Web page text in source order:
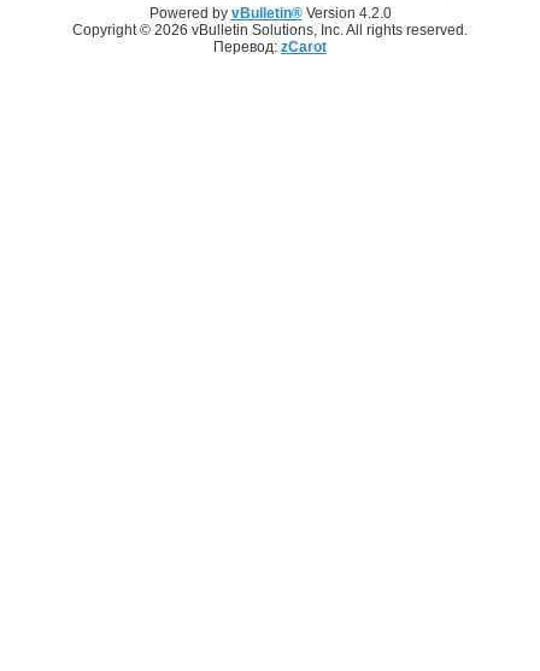
Powered by vBulletin®Version 4.2.0
Copyright © 2026 vBulletin Solutions, Inc. All rights reserved.
Перевод: zCarot